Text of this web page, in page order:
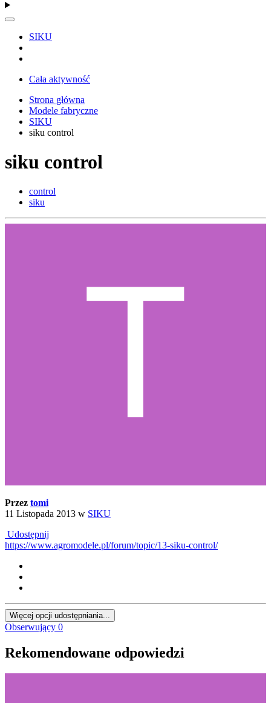
SIKU
Cała aktywność
Strona główna
Modele fabryczne
SIKU
siku control
siku control
control
siku
Przez tomi
11 Listopada 2013 w SIKU
Udostępnij
https://www.agromodele.pl/forum/topic/13-siku-control/
Więcej opcji udostępniania...
Obserwujący 0
Rekomendowane odpowiedzi